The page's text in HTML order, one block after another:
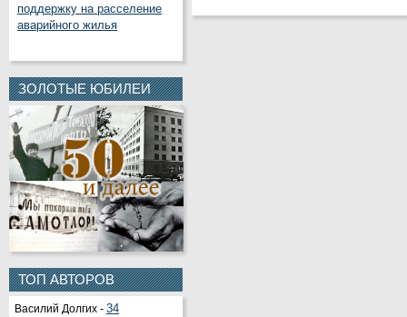
поддержку на расселение
аварийного жилья
ЗОЛОТЫЕ ЮБИЛЕИ
ТОП АВТОРОВ
Василий Долгих - 34